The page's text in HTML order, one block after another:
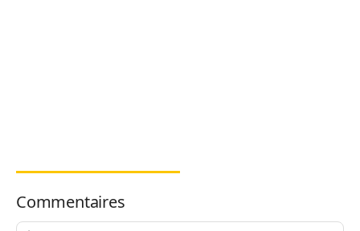
Commentaires